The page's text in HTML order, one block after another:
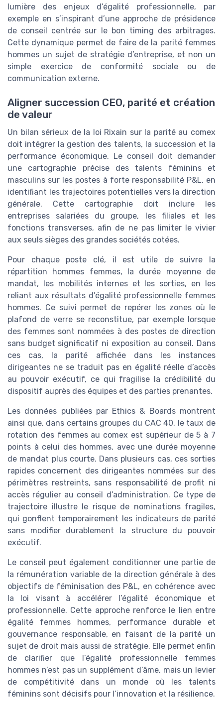
lumière des enjeux d’égalité professionnelle, par
exemple en s’inspirant d’une approche de présidence
de conseil centrée sur le bon timing des arbitrages.
Cette dynamique permet de faire de la parité femmes
hommes un sujet de stratégie d’entreprise, et non un
simple exercice de conformité sociale ou de
communication externe.
Aligner succession CEO, parité et création
de valeur
Un bilan sérieux de la loi Rixain sur la parité au comex
doit intégrer la gestion des talents, la succession et la
performance économique. Le conseil doit demander
une cartographie précise des talents féminins et
masculins sur les postes à forte responsabilité P&L, en
identifiant les trajectoires potentielles vers la direction
générale. Cette cartographie doit inclure les
entreprises salariées du groupe, les filiales et les
fonctions transverses, afin de ne pas limiter le vivier
aux seuls sièges des grandes sociétés cotées.
Pour chaque poste clé, il est utile de suivre la
répartition hommes femmes, la durée moyenne de
mandat, les mobilités internes et les sorties, en les
reliant aux résultats d’égalité professionnelle femmes
hommes. Ce suivi permet de repérer les zones où le
plafond de verre se reconstitue, par exemple lorsque
des femmes sont nommées à des postes de direction
sans budget significatif ni exposition au conseil. Dans
ces cas, la parité affichée dans les instances
dirigeantes ne se traduit pas en égalité réelle d’accès
au pouvoir exécutif, ce qui fragilise la crédibilité du
dispositif auprès des équipes et des parties prenantes.
Les données publiées par Ethics & Boards montrent
ainsi que, dans certains groupes du CAC 40, le taux de
rotation des femmes au comex est supérieur de 5 à 7
points à celui des hommes, avec une durée moyenne
de mandat plus courte. Dans plusieurs cas, ces sorties
rapides concernent des dirigeantes nommées sur des
périmètres restreints, sans responsabilité de profit ni
accès régulier au conseil d’administration. Ce type de
trajectoire illustre le risque de nominations fragiles,
qui gonflent temporairement les indicateurs de parité
sans modifier durablement la structure du pouvoir
exécutif.
Le conseil peut également conditionner une partie de
la rémunération variable de la direction générale à des
objectifs de féminisation des P&L, en cohérence avec
la loi visant à accélérer l’égalité économique et
professionnelle. Cette approche renforce le lien entre
égalité femmes hommes, performance durable et
gouvernance responsable, en faisant de la parité un
sujet de droit mais aussi de stratégie. Elle permet enfin
de clarifier que l’égalité professionnelle femmes
hommes n’est pas un supplément d’âme, mais un levier
de compétitivité dans un monde où les talents
féminins sont décisifs pour l’innovation et la résilience.